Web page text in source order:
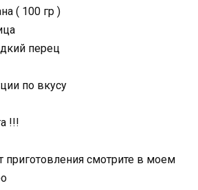
( 100 гр )
перец
по вкусу
!!!
смотрите в моем